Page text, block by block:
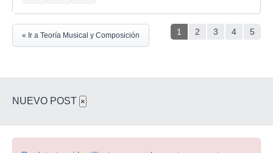
1 2 3 4 5
« Ir a Teoría Musical y Composición
NUEVO POST ×